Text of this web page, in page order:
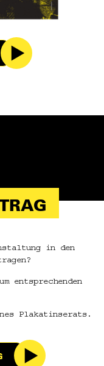
in den
entsprechenden
Plakatinserats.